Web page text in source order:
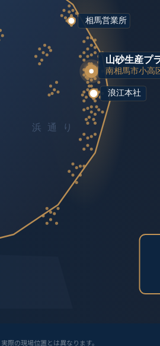
際の現場位置とは異なります。